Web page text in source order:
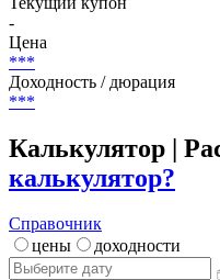
-
Цена
***
Доходность / дюрация
***
Калькулятор |
калькулятор?
Справочник
цены
доходности